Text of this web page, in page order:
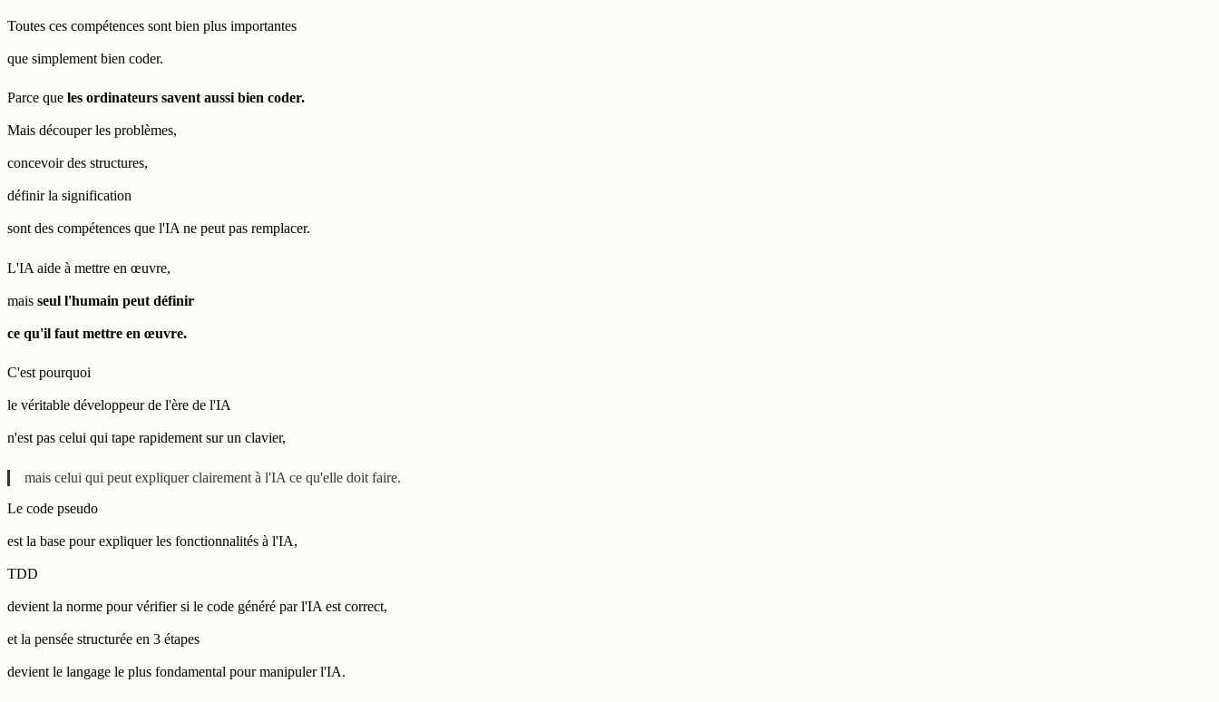
Toutes ces compétences sont bien plus importantes
que simplement bien coder.
Parce que les ordinateurs savent aussi bien coder.
Mais découper les problèmes,
concevoir des structures,
définir la signification
sont des compétences que l'IA ne peut pas remplacer.
L'IA aide à mettre en œuvre,
mais seul l'humain peut définir
ce qu'il faut mettre en œuvre.
C'est pourquoi
le véritable développeur de l'ère de l'IA
n'est pas celui qui tape rapidement sur un clavier,
mais celui qui peut expliquer clairement à l'IA ce qu'elle doit faire.
Le code pseudo
est la base pour expliquer les fonctionnalités à l'IA,
TDD
devient la norme pour vérifier si le code généré par l'IA est correct,
et la pensée structurée en 3 étapes
devient le langage le plus fondamental pour manipuler l'IA.